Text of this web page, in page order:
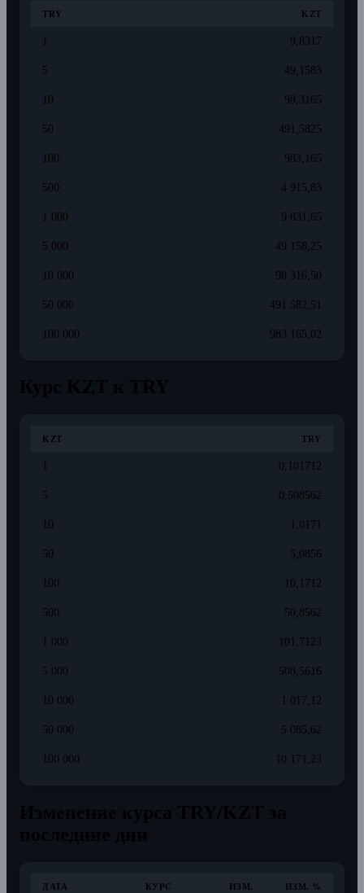
TRY KZT
1 9,8317
5 49,1583
10 98,3165
50 491,5825
100 983,165
500 4 915,83
1 000 9 831,65
5 000 49 158,25
10 000 98 316,50
50 000 491 582,51
100 000 983 165,02
KZT TRY
0,101712
5 0,508562
10 1,0171
50 5,0856
100 10,1712
500 50,8562
1 000 101,7123
5 000 508,5616
10 000 1 017,12
50 000 5 085,62
100 000 10 171,23
ДАТА КУРС ИЗМ. ИЗМ. %